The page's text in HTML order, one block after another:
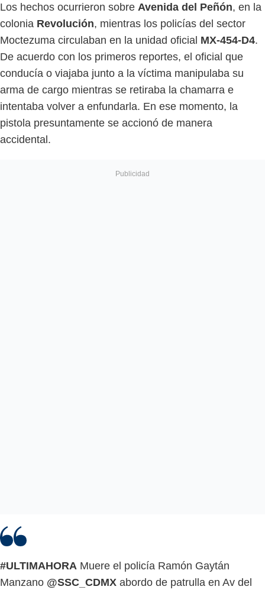
Los hechos ocurrieron sobre Avenida del Peñón, en la
colonia Revolución, mientras los policías del sector
Moctezuma circulaban en la unidad oficial MX-454-D4.
De acuerdo con los primeros reportes, el oficial que
conducía o viajaba junto a la víctima manipulaba su
arma de cargo mientras se retiraba la chamarra e
intentaba volver a enfundarla. En ese momento, la
pistola presuntamente se accionó de manera
accidental.
#ULTIMAHORA Muere el policía Ramón Gaytán
Manzano @SSC_CDMX abordo de patrulla en Av del